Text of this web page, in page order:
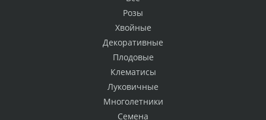
Розы
Хвойные
Декоративные
Плодовые
Клематисы
Луковичные
Многолетники
Семена